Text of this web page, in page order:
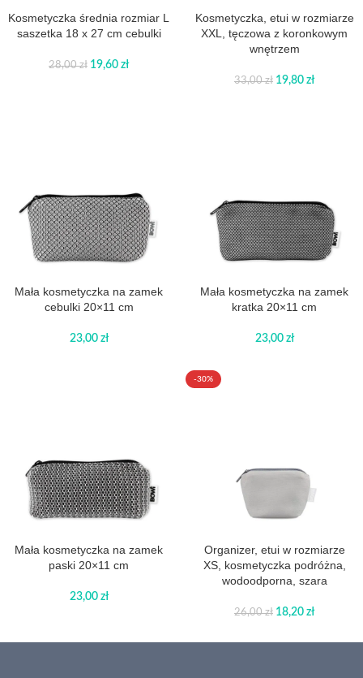
Kosmetyczka średnia rozmiar L
saszetka 18 x 27 cm cebulki
28,00zł 19,60 zł
Kosmetyczka, etui w rozmiarze
XXL, tęczowa z koronkowym
wnętrzem
33,00zł 19,80 zł
Mała kosmetyczka na zamek
cebulki 20×11 cm
23,00 zł
Mała kosmetyczka na zamek
kratka 20×11 cm
23,00 zł
Mała kosmetyczka na zamek
paski 20×11 cm
23,00 zł
-30%
Organizer, etui w rozmiarze
XS, kosmetyczka podróżna,
wodoodporna, szara
26,00zł 18,20 zł